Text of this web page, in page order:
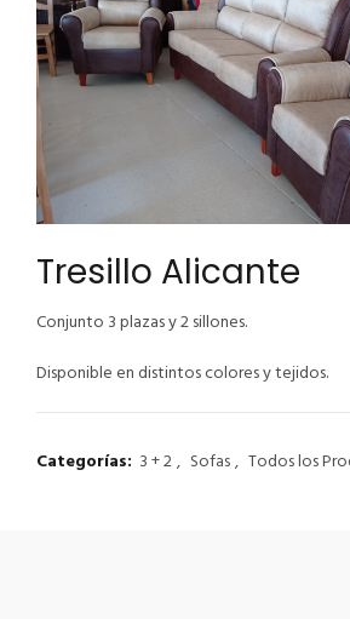
Tresillo Alicante
Conjunto 3 plazas y 2 sillones.
Disponible en distintos colores y tejidos.
Categorías: 3 + 2, Sofas, Todos los